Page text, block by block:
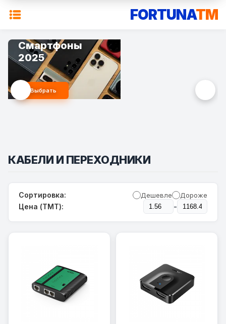
FORTUNATM
Смартфоны
2025
Выбрать
КАБЕЛИ И ПЕРЕХОДНИКИ
Сортировка: Дешевле Дороже
Цена (TMT): -